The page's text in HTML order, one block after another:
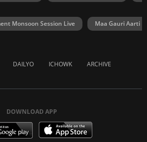
Monsoon Session Live Maa Gauri Aarti
DAILYO ICHOWK ARCHIVE
DOWNLOAD APP